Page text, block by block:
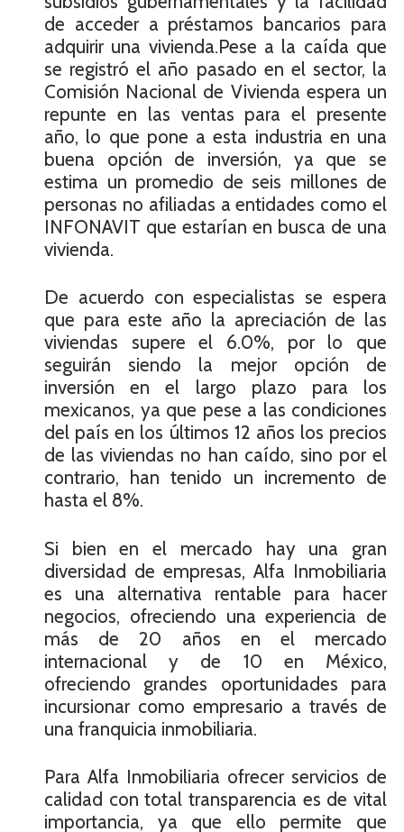
de acceder a préstamos bancarios para
adquirir una vivienda.Pese a la caída que
se registró el año pasado en el sector, la
Comisión Nacional de Vivienda espera un
repunte en las ventas para el presente
año, lo que pone a esta industria en una
buena opción de inversión, ya que se
estima un promedio de seis millones de
personas no afiliadas a entidades como el
INFONAVIT que estarían en busca de una
vivienda.
De acuerdo con especialistas se espera
que para este año la apreciación de las
viviendas supere el 6.0%, por lo que
seguirán siendo la mejor opción de
inversión en el largo plazo para los
mexicanos, ya que pese a las condiciones
del país en los últimos 12 años los precios
de las viviendas no han caído, sino por el
contrario, han tenido un incremento de
hasta el 8%.
Si bien en el mercado hay una gran
diversidad de empresas, Alfa Inmobiliaria
es una alternativa rentable para hacer
negocios, ofreciendo una experiencia de
más de 20 años en el mercado
internacional y de 10 en México,
ofreciendo grandes oportunidades para
incursionar como empresario a través de
una franquicia inmobiliaria.
Para Alfa Inmobiliaria ofrecer servicios de
calidad con total transparencia es de vital
importancia, ya que ello permite que